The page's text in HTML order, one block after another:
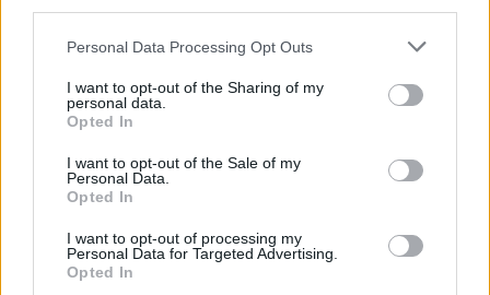
Personal Data Processing Opt Outs
I want to opt-out of the Sharing of my
personal data.
Opted In
I want to opt-out of the Sale of my
Personal Data.
Opted In
I want to opt-out of processing my
Personal Data for Targeted Advertising.
Opted In
04/08/26|14:48
Ίδρυμα Ωνάση: 112 νέοι
27 στα μεγαλύτερα πανεπιστήμια
03/08/26|16:59
Νεολαίας & Δια Βίου Μάθησης
ενώνουν δυνάμεις – Έκπτωση